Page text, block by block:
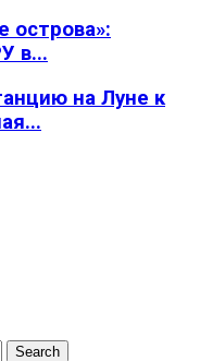
острова»:
в...
на Луне к
Search